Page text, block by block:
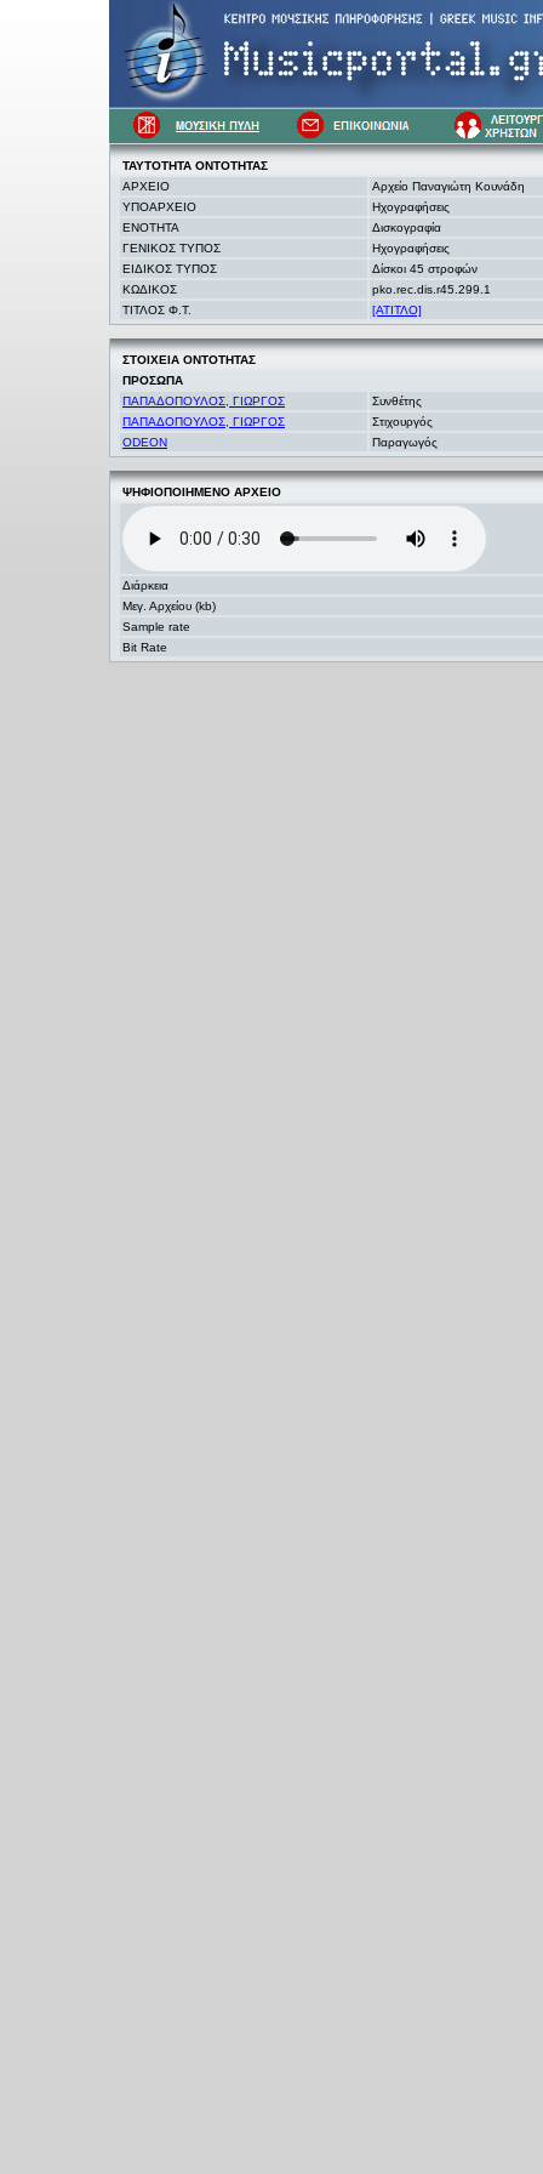
ΤΑΥΤΟΤΗΤΑ ΟΝΤΟΤΗΤΑΣ
ΑΡΧΕΙΟ
Αρχείο Παναγιώτη Κουνάδη
ΥΠΟΑΡΧΕΙΟ
Ηχογραφήσεις
ΕΝΟΤΗΤΑ
Δισκογραφία
ΓΕΝΙΚΟΣ ΤΥΠΟΣ
Ηχογραφήσεις
ΕΙΔΙΚΟΣ ΤΥΠΟΣ
Δίσκοι 45 στροφών
ΚΩΔΙΚΟΣ
pko.rec.dis.r45.299.1
ΤΙΤΛΟΣ Φ.Τ.
[ΑΤΙΤΛΟ]
ΣΤΟΙΧΕΙΑ ΟΝΤΟΤΗΤΑΣ
ΠΡΟΣΩΠΑ
ΠΑΠΑΔΟΠΟΥΛΟΣ, ΓΙΩΡΓΟΣ
Συνθέτης
ΠΑΠΑΔΟΠΟΥΛΟΣ, ΓΙΩΡΓΟΣ
Στιχουργός
ODEON
Παραγωγός
ΨΗΦΙΟΠΟΙΗΜΕΝΟ ΑΡΧΕΙΟ
Διάρκεια
Μεγ. Αρχείου (kb)
Sample rate
Bit Rate